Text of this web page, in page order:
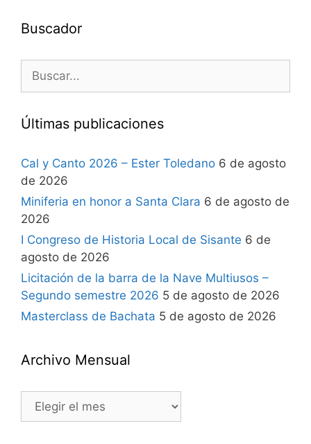
Buscador
Últimas publicaciones
Cal y Canto 2026 – Ester Toledano 6 de agosto
de 2026
Miniferia en honor a Santa Clara 6 de agosto de
2026
I Congreso de Historia Local de Sisante 6 de
agosto de 2026
Licitación de la barra de la Nave Multiusos –
Segundo semestre 2026 5 de agosto de 2026
Masterclass de Bachata 5 de agosto de 2026
Archivo Mensual